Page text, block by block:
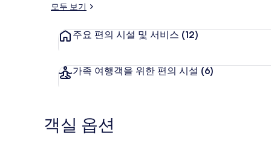
모두 보기
주요 편의 시설 및 서비스 (12)
가족 여행객을 위한 편의 시설 (6)
객실 옵션